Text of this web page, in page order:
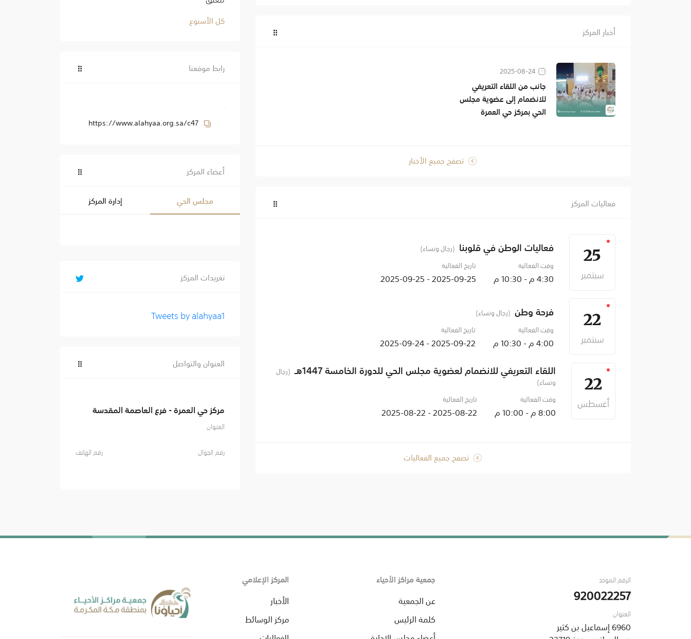
أخبار المركز
2025-08-24
جانب من اللقاء التعريفي
للانضمام إلى عضوية مجلس
الحي بمركز حي العمرة
تصفح جميع الأخبار
فعاليات المركز
25
سبتمبر
فعاليات الوطن في قلوبنا (رجال ونساء)
وقت الفعالية
4:30 م - 10:30 م
تاريخ الفعالية
2025-09-25 - 2025-09-25
22
سبتمبر
فرحة وطن (رجال ونساء)
وقت الفعالية
4:00 م - 10:30 م
تاريخ الفعالية
2025-09-22 - 2025-09-24
22
أغسطس
اللقاء التعريفي للانضمام لعضوية مجلس الحي للدورة الخامسة 1447هـ
(رجال
ونساء)
وقت الفعالية
8:00 م - 10:00 م
تاريخ الفعالية
2025-08-22 - 2025-08-22
تصفح جميع الفعاليات
كل الأسبوع
رابط موقعنا
أعضاء المركز
مجلس الحي
إدارة المركز
تغريدات المركز
Tweets by alahyaa1
العنوان والتواصل
مركز حي العمرة - فرع العاصمة المقدسة
العنوان
رقم الجوال
رقم الهاتف
الرقم الموحد
920022257
العنوان
6960 إسماعيل بن كثير
جمعية مراكز الأحياء
عن الجمعية
كلمة الرئيس
المركز الإعلامي
الأخبار
مركز الوسائط